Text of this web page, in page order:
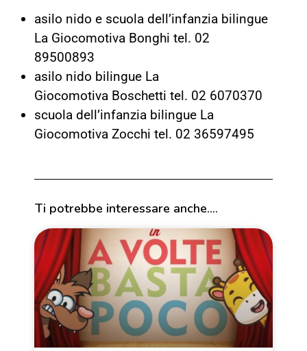
asilo nido e scuola dell’infanzia bilingue
La Giocomotiva Bonghi tel. 02
89500893
asilo nido bilingue La
Giocomotiva Boschetti tel. 02 6070370
scuola dell’infanzia bilingue La
Giocomotiva Zocchi tel. 02 36597495
Ti potrebbe interessare anche....